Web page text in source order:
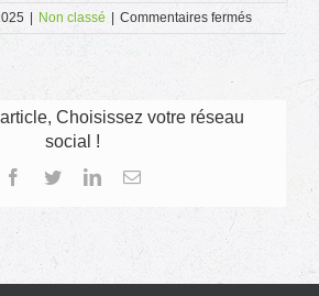
| Non classé | Commentaires ferméssur
Réseaux
Choisissez votre réseau
social !
Facebook
TwitterLinkedInEmail